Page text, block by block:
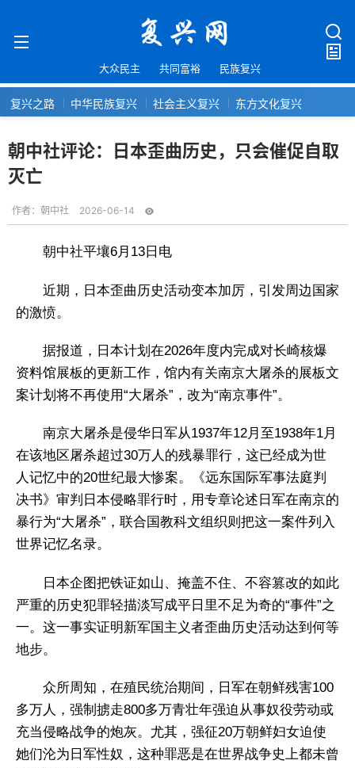
大众民主 共同富裕 民族复兴
复兴之路 中华民族复兴 社会主义复兴 东方文化复兴
朝中社评论：日本歪曲历史，只会催促自取
灭亡
作者： 朝中社 2026-06-14
朝中社平壤6月13日电
近期，日本歪曲历史活动变本加厉，引发周边国家
的激愤。
据报道，日本计划在2026年度内完成对长崎核爆
资料馆展板的更新工作，馆内有关南京大屠杀的展板文
案计划将不再使用“大屠杀”，改为“南京事件”。
南京大屠杀是侵华日军从1937年12月至1938年1月
在该地区屠杀超过30万人的残暴罪行，这已经成为世
人记忆中的20世纪最大惨案。《远东国际军事法庭判
决书》审判日本侵略罪行时，用专章论述日军在南京的
暴行为“大屠杀”，联合国教科文组织则把这一案件列入
世界记忆名录。
日本企图把铁证如山、掩盖不住、不容篡改的如此
严重的历史犯罪轻描淡写成平日里不足为奇的“事件”之
一。这一事实证明新军国主义者歪曲历史活动达到何等
地步。
众所周知，在殖民统治期间，日军在朝鲜残害100
多万人，强制掳走800多万青壮年强迫从事奴役劳动或
充当侵略战争的炮灰。尤其，强征20万朝鲜妇女迫使
她们沦为日军性奴，这种罪恶是在世界战争史上都未曾